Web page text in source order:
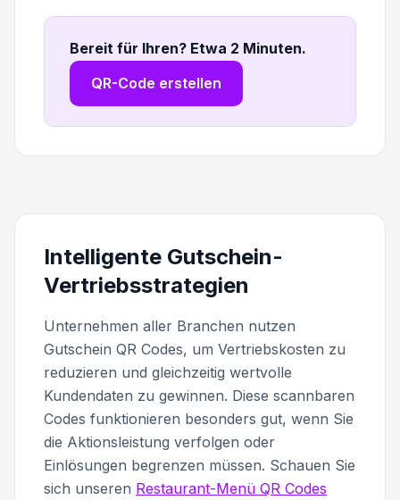
Bereit für Ihren? Etwa 2 Minuten.
QR-Code erstellen
Intelligente Gutschein-
Vertriebsstrategien
Unternehmen aller Branchen nutzen
Gutschein QR Codes, um Vertriebskosten zu
reduzieren und gleichzeitig wertvolle
Kundendaten zu gewinnen. Diese scannbaren
Codes funktionieren besonders gut, wenn Sie
die Aktionsleistung verfolgen oder
Einlösungen begrenzen müssen. Schauen Sie
sich unseren Restaurant-Menü QR Codes